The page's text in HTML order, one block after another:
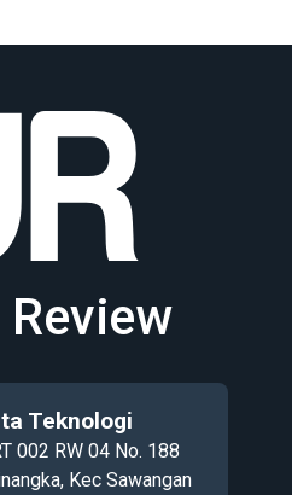
Teknologi
002 RW 04 No. 188
Kec Sawangan